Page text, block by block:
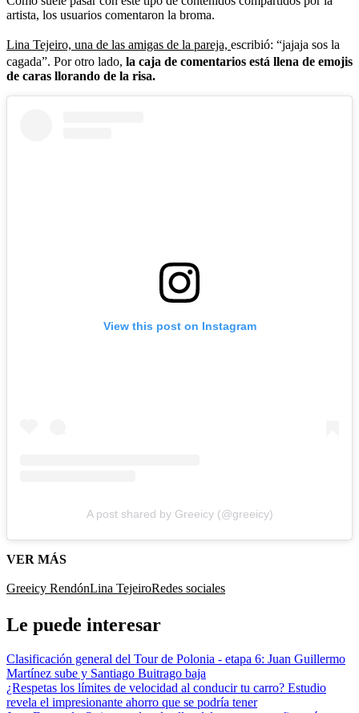
artista, los usuarios comentaron la broma.
Lina Tejeiro, una de las amigas de la pareja, escribió: “jajaja sos la
cagada”. Por otro lado, la caja de comentarios está llena de emojis
de caras llorando de la risa.
View this post on Instagram
A post shared by Greeicy (@greeicy)
VER MÁS
Greeicy RendónLina TejeiroRedes sociales
Le puede interesar
Clasificación general del Tour de Polonia - etapa 6: Juan Guillermo
Martínez sube y Santiago Buitrago baja
¿Respetas los límites de velocidad al conducir tu carro? Estudio
revela el impresionante ahorro que se podría tener